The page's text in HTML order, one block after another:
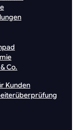
Co.
Kunden